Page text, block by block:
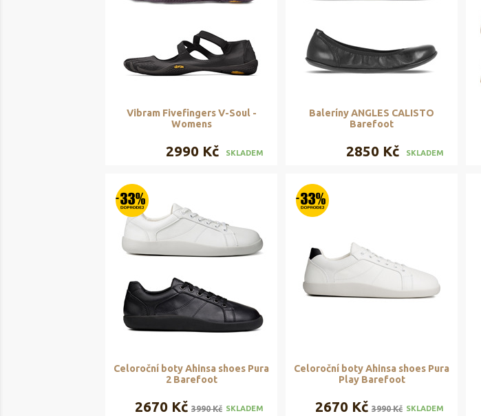
Vibram Fivefingers V-Soul -
Womens
2990 Kč SKLADEM
Baleríny ANGLES CALISTO
Barefoot
2850 Kč SKLADEM
Celoroční boty Ahinsa shoes Pura
2 Barefoot
2670 Kč 3990 Kč SKLADEM
Celoroční boty Ahinsa shoes Pura
Play Barefoot
2670 Kč 3990 Kč SKLADEM